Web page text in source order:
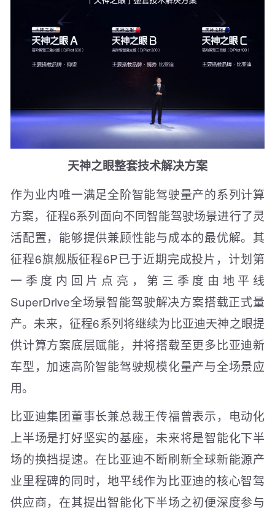
天神之眼整套技术解决方案
作为业内唯一满足全阶智能驾驶量产的系列计算
方案，征程6系列面向不同智能驾驶场景进行了灵
活配置，能够提供兼顾性能与成本的最优解。其
征程6旗舰版征程6P已于近期完成投片，计划第
一季度内回片点亮，第三季度由地平线
SuperDrive全场景智能驾驶解决方案搭载正式量
产。未来，征程6系列将继续为比亚迪天神之眼提
供计算方案底层赋能，并将搭载至更多比亚迪新
车型，加速高阶智能驾驶规模化量产与全场景应
用。
比亚迪集团董事长兼总裁王传福曾表示，电动化
上半场是打好坚实的基座，未来将是智能化下半
场的换挡提速。在比亚迪不断刷新全球新能源产
业里程碑的同时，地平线作为比亚迪的核心智驾
供应商，在其提出智能化下半场之初便深度参与